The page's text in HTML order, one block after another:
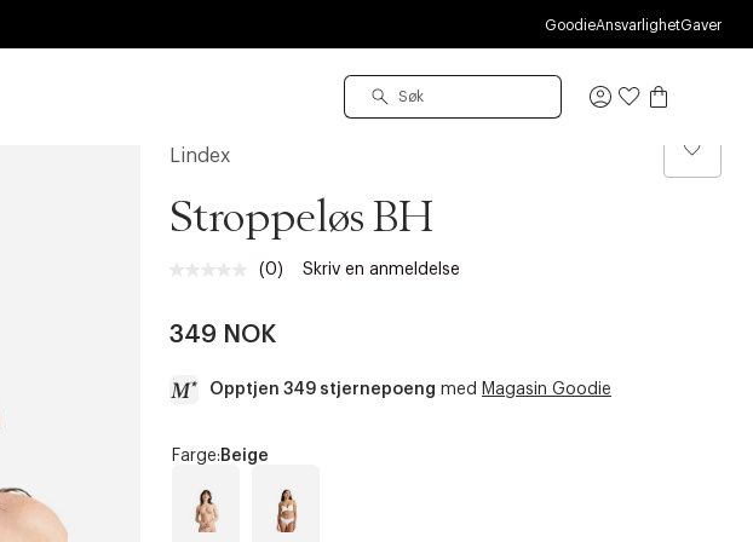
GoodieAnsvarlighetGaver
Logg
Lindex
Stroppeløs BH
Ingen
sidelenke.
(0) Skriv en anmeldelse
349 NOK
Opptjen 349 stjernepoeng med Magasin Goodie
aFarge: Beige